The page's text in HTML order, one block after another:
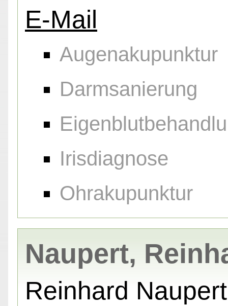
E-Mail
Augenakupunktur
Darmsanierung
Irisdiagnose
Ohrakupunktur
Naupert,
Reinhard Naupert